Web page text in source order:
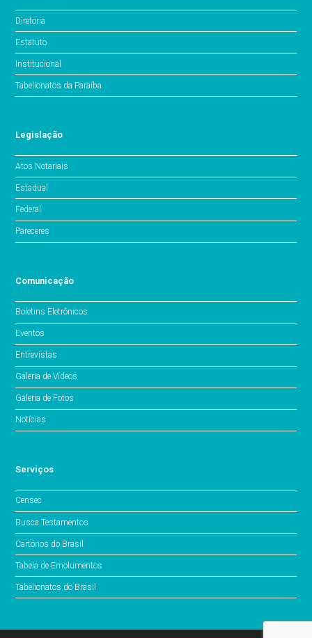
Diretoria
Estatuto
Institucional
Tabelionatos da Paraíba
Legislação
Atos Notariais
Estadual
Federal
Pareceres
Comunicação
Boletins Eletrônicos
Eventos
Entrevistas
Galeria de Vídeos
Galeria de Fotos
Notícias
Serviços
Censec
Busca Testamentos
Cartórios do Brasil
Tabela de Emolumentos
Tabelionatos do Brasil